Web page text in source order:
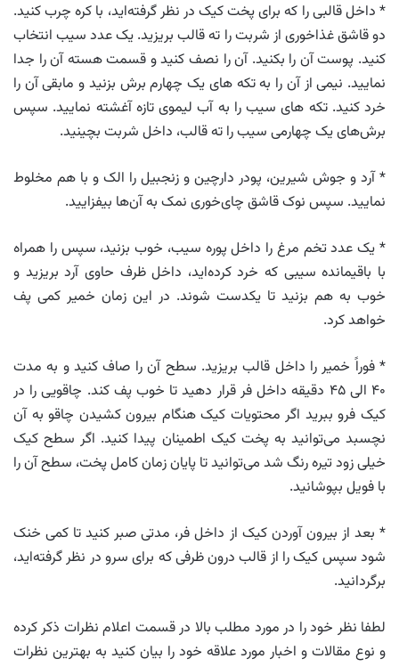
* داخل قالبی را که برای پخت کیک در نظر گرفته‌اید، با کره چرب کنید.
دو قاشق غذاخوری از شربت را ته قالب بریزید. یک عدد سیب انتخاب
کنید. پوست آن را بکنید. آن را نصف کنید و قسمت هسته آن را جدا
نمایید. نیمی از آن را به تکه های یک چهارم برش بزنید و مابقی آن را
خرد کنید. تکه های سیب را به آب لیموی تازه آغشته نمایید. سپس
برش‌های یک چهارمی سیب را ته قالب، داخل شربت بچینید.
* آرد و جوش شیرین، پودر دارچین و زنجبیل را الک و با هم مخلوط
نمایید. سپس نوک قاشق چای‌خوری نمک به آن‌ها بیفزایید.
* یک عدد تخم مرغ را داخل پوره سیب، خوب بزنید، سپس را همراه
با باقیمانده سیبی که خرد کرده‌اید، داخل ظرف حاوی آرد بریزید و
خوب به هم بزنید تا یکدست شوند. در این زمان خمیر کمی پف
خواهد کرد.
* فوراً خمیر را داخل قالب بریزید. سطح آن را صاف کنید و به مدت
۴۰ الی ۴۵ دقیقه داخل فر قرار دهید تا خوب پف کند. چاقویی را در
کیک فرو ببرید اگر محتویات کیک هنگام بیرون کشیدن چاقو به آن
نچسبد می‌توانید به پخت کیک اطمینان پیدا کنید. اگر سطح کیک
خیلی زود تیره رنگ شد می‌توانید تا پایان زمان کامل پخت، سطح آن را
با فویل بپوشانید.
* بعد از بیرون آوردن کیک از داخل فر، مدتی صبر کنید تا کمی خنک
شود سپس کیک را از قالب درون ظرفی که برای سرو در نظر گرفته‌اید،
برگردانید.
لطفا نظر خود را در مورد مطلب بالا در قسمت اعلام نظرات ذکر کرده
و نوع مقالات و اخبار مورد علاقه خود را بیان کنید به بهترین نظرات